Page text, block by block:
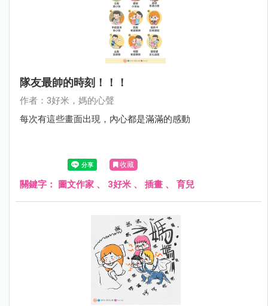
隊友最帥的時刻！！！
作者：3好米，媽的心聲
每次有這些畫面出現，內心都是滿滿的感動
收藏
關鍵字： 圖文作家 、 3好米 、 插畫 、 育兒